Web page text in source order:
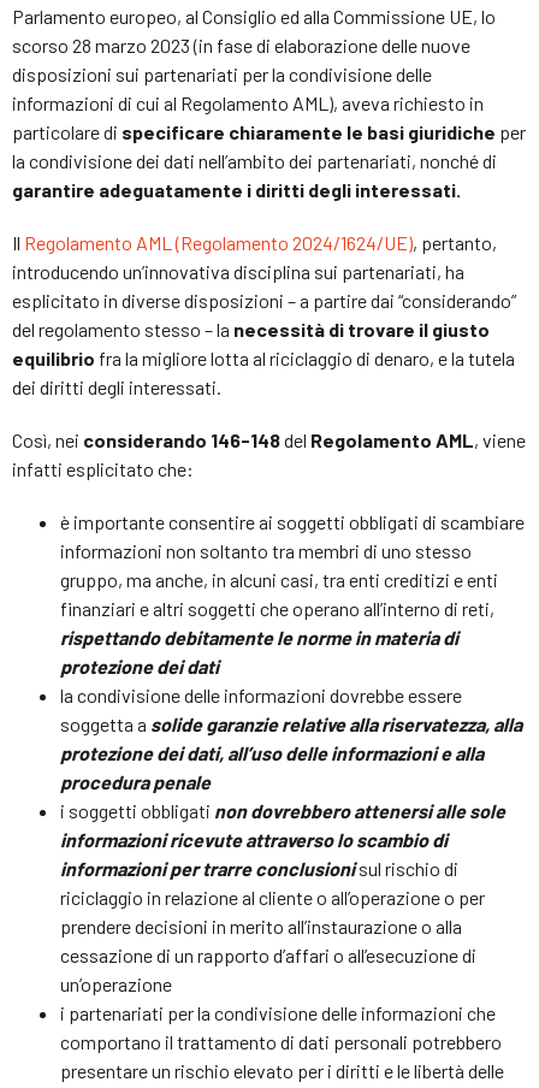
Parlamento europeo, al Consiglio ed alla Commissione UE, lo
scorso 28 marzo 2023 (in fase di elaborazione delle nuove
disposizioni sui partenariati per la condivisione delle
informazioni di cui al Regolamento AML), aveva richiesto in
particolare di specificare chiaramente le basi giuridiche per
la condivisione dei dati nell’ambito dei partenariati, nonché di
garantire adeguatamente i diritti degli interessati.
Il Regolamento AML (Regolamento 2024/1624/UE), pertanto,
introducendo un’innovativa disciplina sui partenariati, ha
esplicitato in diverse disposizioni – a partire dai “considerando”
del regolamento stesso – la necessità di trovare il giusto
equilibrio fra la migliore lotta al riciclaggio di denaro, e la tutela
dei diritti degli interessati.
Così, nei considerando 146-148del Regolamento AML, viene
infatti esplicitato che:
è importante consentire ai soggetti obbligati di scambiare
informazioni non soltanto tra membri di uno stesso
gruppo, ma anche, in alcuni casi, tra enti creditizi e enti
finanziari e altri soggetti che operano all’interno di reti,
rispettando debitamente le norme in materia di
protezione dei dati
la condivisione delle informazioni dovrebbe essere
soggetta a solide garanzie relative alla riservatezza, alla
protezione dei dati, all’uso delle informazioni e alla
procedura penale
i soggetti obbligati non dovrebbero attenersi alle sole
informazioni ricevute attraverso lo scambio di
informazioni per trarre conclusioni sul rischio di
riciclaggio in relazione al cliente o all’operazione o per
prendere decisioni in merito all’instaurazione o alla
cessazione di un rapporto d’affari o all’esecuzione di
un’operazione
i partenariati per la condivisione delle informazioni che
comportano il trattamento di dati personali potrebbero
presentare un rischio elevato per i diritti e le libertà delle